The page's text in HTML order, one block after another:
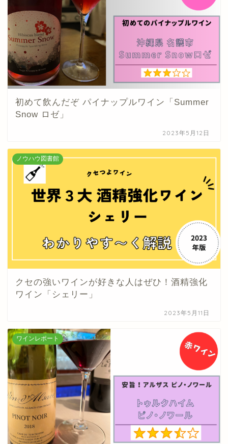
初めて飲んだぞ パイナップルワイン「Summer
Snow ロゼ」
2023年5月12日
ノウハウ図書館
クセの強いワインが好きな人はぜひ！酒精強化
ワイン「シェリー」
2023年5月11日
ワインレポート